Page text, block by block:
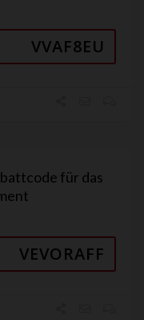
VVAF8EU
für das
VEVORAFF